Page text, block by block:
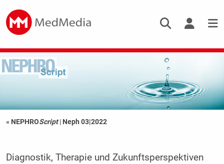
« NEPHROScript | Neph 03|2022
Diagnostik, Therapie und Zukunftsperspektiven